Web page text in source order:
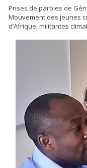
Prises de paroles de
Mouvement des jeunes
d’Afrique, militantes